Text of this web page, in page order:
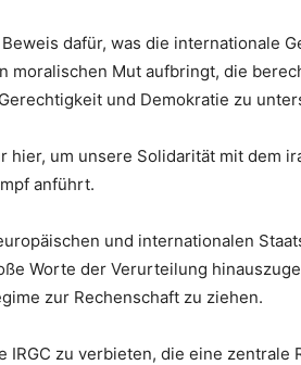
dafür, was die internationale
moralischen Mut aufbringt, die
und Demokratie zu
hier, um unsere Solidarität mit dem
anführt.
und internationalen
Worte der Verurteilung
zur Rechenschaft zu ziehen.
IRGC zu verbieten, die eine zentrale